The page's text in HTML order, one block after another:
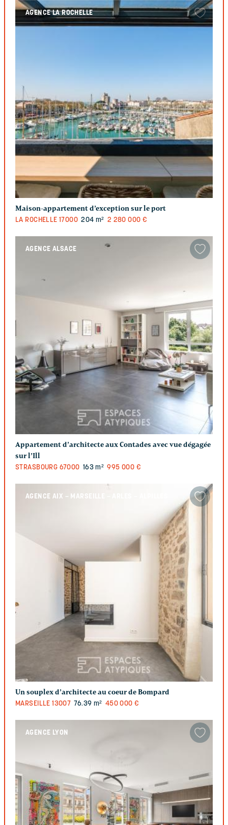
AGENCE LA ROCHELLE
Maison-appartement d’exception sur le port
LA ROCHELLE 17000 204 m² 2 280 000 €
AGENCE ALSACE
Appartement d’architecte aux Contades avec vue dégagée
sur l’Ill
STRASBOURG 67000 163 m² 995 000 €
AGENCE AIX – MARSEILLE – ARLES – ALPILLES
Un souplex d’architecte au coeur de Bompard
MARSEILLE 13007 76.39 m² 450 000 €
AGENCE LYON